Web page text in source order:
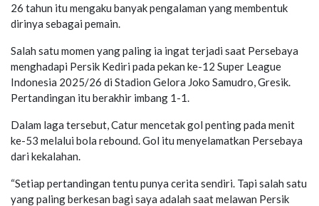
26 tahun itu mengaku banyak pengalaman yang membentuk
dirinya sebagai pemain.
Salah satu momen yang paling ia ingat terjadi saat Persebaya
menghadapi Persik Kediri pada pekan ke-12 Super League
Indonesia 2025/26 di Stadion Gelora Joko Samudro, Gresik.
Pertandingan itu berakhir imbang 1-1.
Dalam laga tersebut, Catur mencetak gol penting pada menit
ke-53 melalui bola rebound. Gol itu menyelamatkan Persebaya
dari kekalahan.
“Setiap pertandingan tentu punya cerita sendiri. Tapi salah satu
yang paling berkesan bagi saya adalah saat melawan Persik